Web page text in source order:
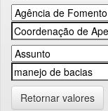
Retornar valores